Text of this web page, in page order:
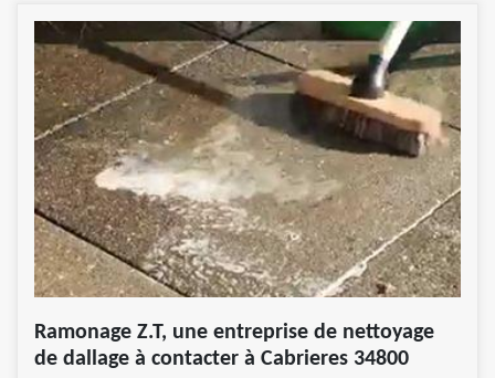
Ramonage Z.T, une entreprise de nettoyage
de dallage à contacter à Cabrieres 34800